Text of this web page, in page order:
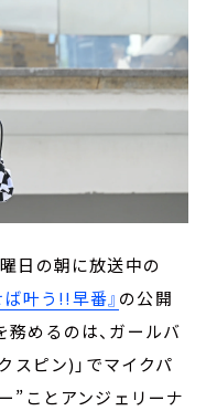
日の朝に放送中の
叶う!!早番』 の公開
めるのは、ガールバ
ピン)」でマイクパ
”ことアンジェリーナ